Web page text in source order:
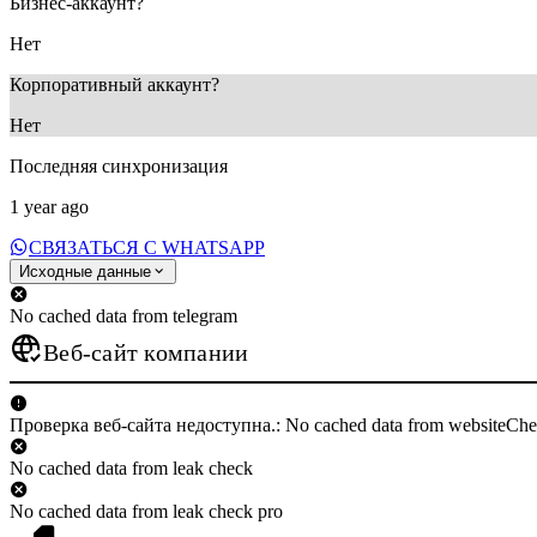
Нет
Корпоративный аккаунт?
Нет
Последняя синхронизация
1 year ago
СВЯЗАТЬСЯ С WHATSAPP
Исходные данные
No cached data from telegram
Веб-сайт компании
Проверка веб-сайта недоступна.: No cached data from
No cached data from leak check
No cached data from leak check pro